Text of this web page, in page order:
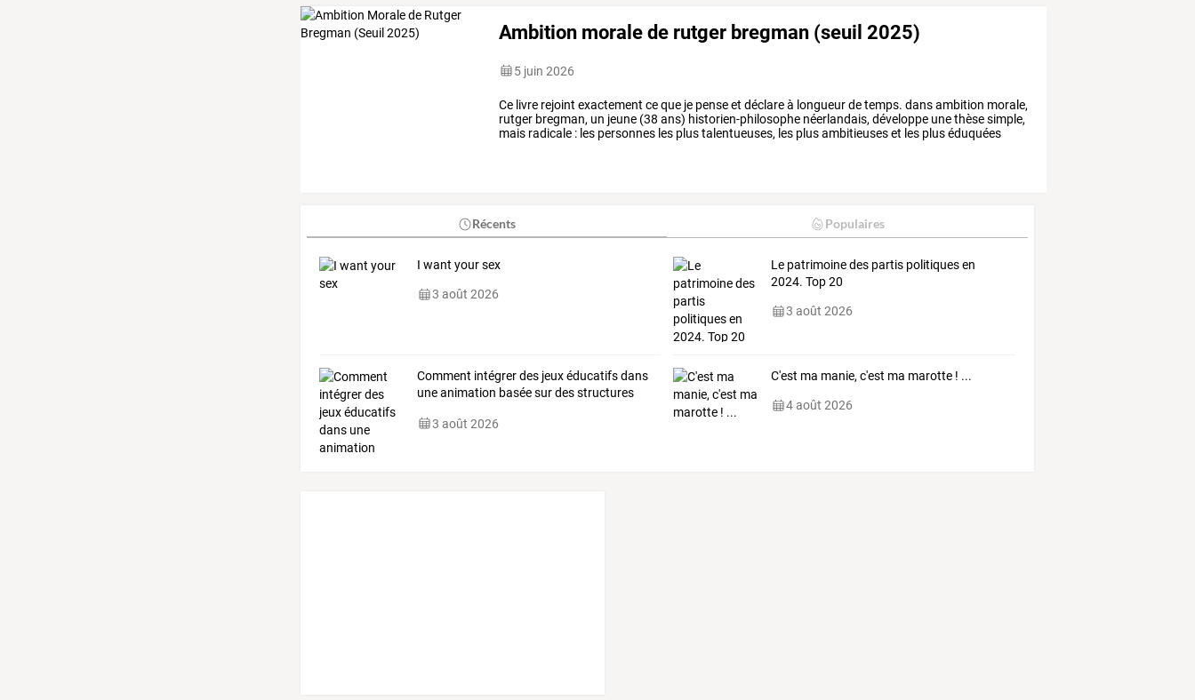
Ambition morale de rutger bregman (seuil 2025)
5 juin 2026
Ce livre rejoint exactement ceque je penseet déclareà longueurdetemps. dansambition morale,
rutger bregman, un jeune (38 ans) historien-philosophe néerlandais, développe unethèsesimple,
mais radicale : les personnes les plustalentueuses, les plusambitieuseset les pluséduquées
Récents Populaires
I want your sex
3 août 2026
Le patrimoine des partis politiques en
2024. Top 20
3 août 2026
Comment intégrer des jeux éducatifs dans
une animation basée sur des structures
3 août 2026
C'est ma manie, c'est ma marotte ! ...
4 août 2026